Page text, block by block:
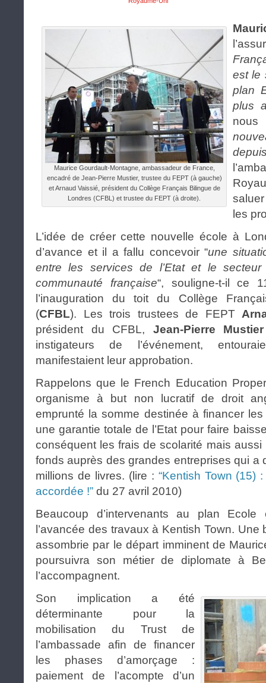
Maurice Gourdault-Montagne, ambassadeur de France,
encadré de Jean-Pierre Mustier, trustee du FEPT (à gauche)
et Arnaud Vaissié, président du Collège Français Bilingue de
Londres (CFBL) et trustee du FEPT (à droite).
est le
plan
plus
nous
les
L’idée de créer cette nouvelle école à
d’avance et il a fallu concevoir “une
entre les services de l’Etat et le
communauté française“, souligne-t-il ce
l’inauguration du toit du Collège
(CFBL). Les trois trustees de FEPT
président du CFBL, Jean-Pierre
instigateurs de l’événement,
manifestaient leur approbation.
Rappelons que le French Education
organisme à but non lucratif de droit
emprunté la somme destinée à financer
une garantie totale de l’Etat pour faire
conséquent les frais de scolarité mais aussi
fonds auprès des grandes entreprises qui a
millions de livres. (lire : “Kentish Town (15)
accordée !” du 27 avril 2010)
Beaucoup d’intervenants au plan Ecole
l’avancée des travaux à Kentish Town.
assombrie par le départ imminent de
poursuivra son métier de diplomate à
l’accompagnent.
Son implication a été
déterminante pour la
mobilisation du Trust de
l’ambassade afin de financer
les phases d’amorçage :
paiement de l’acompte d’un